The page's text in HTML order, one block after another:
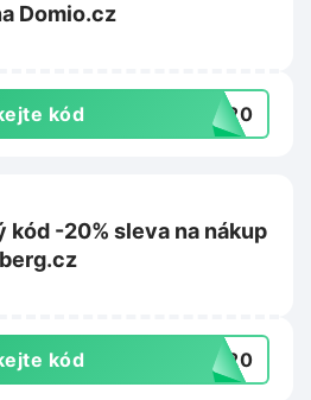
Domio.cz
kód va20
kód -20% sleva na nákup
kód ST20